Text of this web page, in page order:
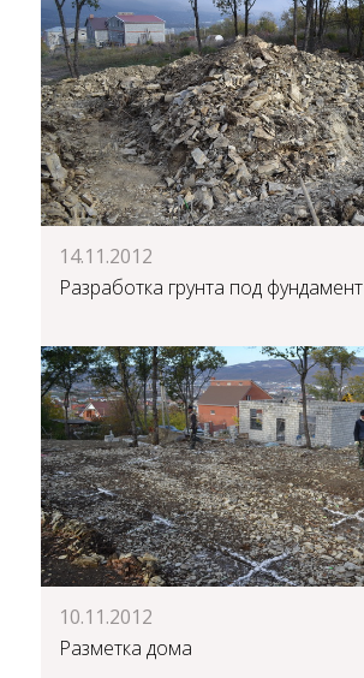
14.11.2012
Разработка грунта под фундамент
10.11.2012
Разметка дома